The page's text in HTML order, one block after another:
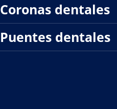
Coronas dentales
Puentes dentales